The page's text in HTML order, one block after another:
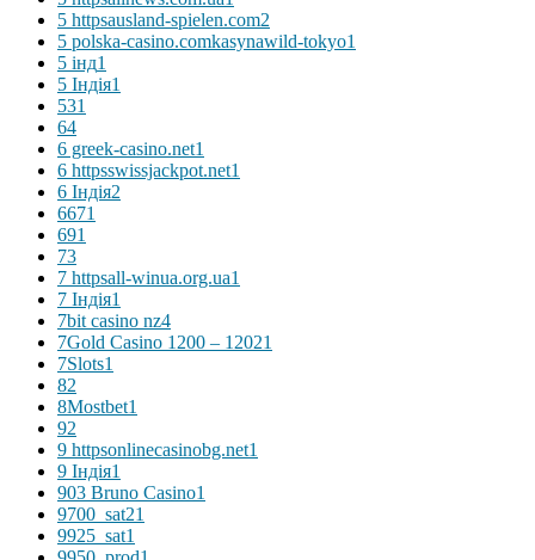
5 httpsausland-spielen.com2
5 polska-casino.comkasynawild-tokyo1
5 інд1
5 Індія1
531
64
6 greek-casino.net1
6 httpsswissjackpot.net1
6 Індія2
6671
691
73
7 httpsall-winua.org.ua1
7 Індія1
7bit casino nz4
7Gold Casino 1200 – 12021
7Slots1
82
8Mostbet1
92
9 httpsonlinecasinobg.net1
9 Індія1
903 Bruno Casino1
9700_sat21
9925_sat1